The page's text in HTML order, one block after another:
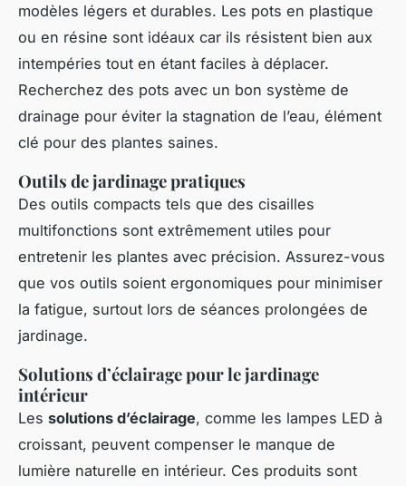
modèles légers et durables. Les pots en plastique
ou en résine sont idéaux car ils résistent bien aux
intempéries tout en étant faciles à déplacer.
Recherchez des pots avec un bon système de
drainage pour éviter la stagnation de l’eau, élément
clé pour des plantes saines.
Outils de jardinage pratiques
Des outils compacts tels que des cisailles
multifonctions sont extrêmement utiles pour
entretenir les plantes avec précision. Assurez-vous
que vos outils soient ergonomiques pour minimiser
la fatigue, surtout lors de séances prolongées de
jardinage.
Solutions d’éclairage pour le jardinage
intérieur
Les solutions d’éclairage, comme les lampes LED à
croissant, peuvent compenser le manque de
lumière naturelle en intérieur. Ces produits sont